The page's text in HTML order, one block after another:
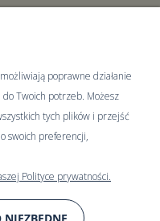
poprawne działanie
Twoich potrzeb. Możesz
tych plików i przejść
swoich preferencji,
Polityce prywatności.